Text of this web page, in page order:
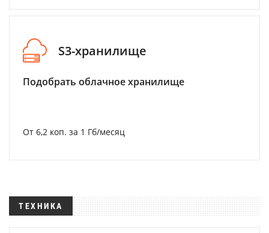
S3-хранилище
Подобрать облачное хранилище
От 6,2 коп. за 1 Гб/месяц
ТЕХНИКА